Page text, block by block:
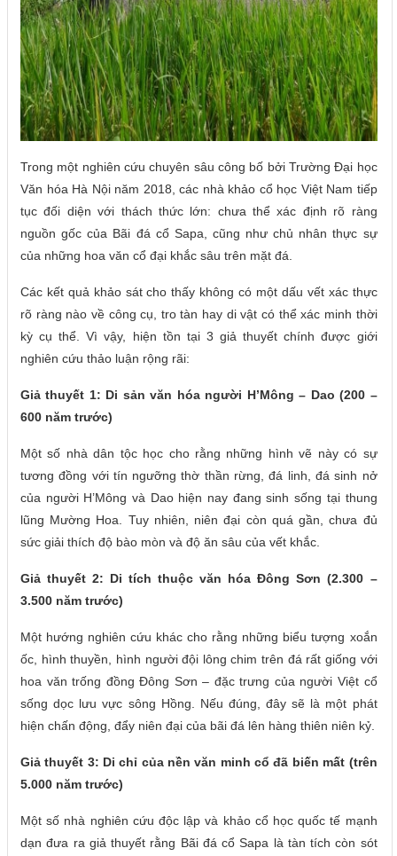
Trong một nghiên cứu chuyên sâu công bố bởi Trường Đại học
Văn hóa Hà Nội năm 2018, các nhà khảo cổ học Việt Nam tiếp
tục đối diện với thách thức lớn: chưa thể xác định rõ ràng
nguồn gốc của Bãi đá cổ Sapa, cũng như chủ nhân thực sự
của những hoa văn cổ đại khắc sâu trên mặt đá.
Các kết quả khảo sát cho thấy không có một dấu vết xác thực
rõ ràng nào về công cụ, tro tàn hay di vật có thể xác minh thời
kỳ cụ thể. Vì vậy, hiện tồn tại 3 giả thuyết chính được giới
nghiên cứu thảo luận rộng rãi:
Giả thuyết 1: Di sản văn hóa người H’Mông – Dao (200 –
600 năm trước)
Một số nhà dân tộc học cho rằng những hình vẽ này có sự
tương đồng với tín ngưỡng thờ thần rừng, đá linh, đá sinh nở
của người H’Mông và Dao hiện nay đang sinh sống tại thung
lũng Mường Hoa. Tuy nhiên, niên đại còn quá gần, chưa đủ
sức giải thích độ bào mòn và độ ăn sâu của vết khắc.
Giả thuyết 2: Di tích thuộc văn hóa Đông Sơn (2.300 –
3.500 năm trước)
Một hướng nghiên cứu khác cho rằng những biểu tượng xoắn
ốc, hình thuyền, hình người đội lông chim trên đá rất giống với
hoa văn trống đồng Đông Sơn – đặc trưng của người Việt cổ
sống dọc lưu vực sông Hồng. Nếu đúng, đây sẽ là một phát
hiện chấn động, đẩy niên đại của bãi đá lên hàng thiên niên kỷ.
Giả thuyết 3: Di chỉ của nền văn minh cổ đã biến mất (trên
5.000 năm trước)
Một số nhà nghiên cứu độc lập và khảo cổ học quốc tế mạnh
dạn đưa ra giả thuyết rằng Bãi đá cổ Sapa là tàn tích còn sót